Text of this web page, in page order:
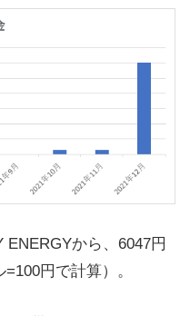
から、6047円
円で計算）。